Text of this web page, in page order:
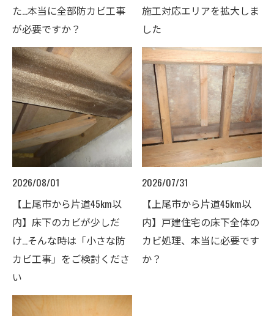
た…本当に全部防カビ工事
が必要ですか？
施工対応エリアを拡大しま
した
2026/08/01
【上尾市から片道45km以
内】床下のカビが少しだ
け…そんな時は「小さな防
カビ工事」をご検討くださ
い
2026/07/31
【上尾市から片道45km以
内】戸建住宅の床下全体の
カビ処理、本当に必要です
か？